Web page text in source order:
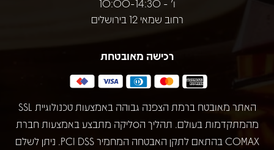
ו' - 10:00-14:30
רחוב שמאי 12 בירושלים
רכישה מאובטחת
האתר מאובטח ברמת הצפנה גבוהה באמצעות טכנולוגיית SSL
מהמתקדמות בעולם. תהליך הסליקה מתבצע באמצעות חברת
COMAX בהתאם לתקן האבטחה המחמיר PCI DSS. ניתן לשלם